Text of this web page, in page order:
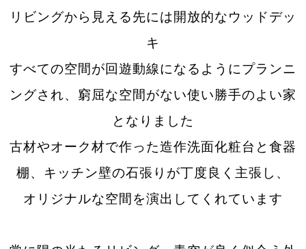
リビングから見える先には開放的なウッドデッ
キ
すべての空間が回遊動線になるようにプランニ
ングされ、窮屈な空間がない使い勝手のよい家
となりました
古材やオーク材で作った造作洗面化粧台と食器
棚、キッチン壁の石張りが丁度良く主張し、
オリジナルな空間を演出してくれています